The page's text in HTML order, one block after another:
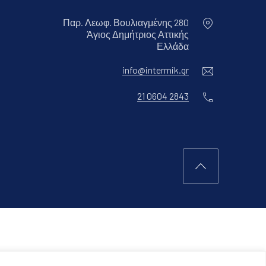
Παρ. Λεωφ. Βουλιαγμένης 280
Άγιος Δημήτριος Αττικής
ΕλλάδαΝέο παράθυρο
info@intermik.gr
21 0604 2843